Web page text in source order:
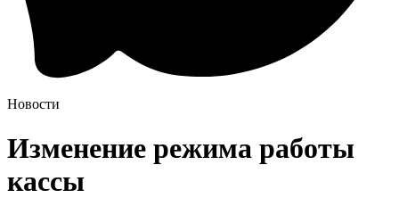
Новости
Изменение режима работы
кассы